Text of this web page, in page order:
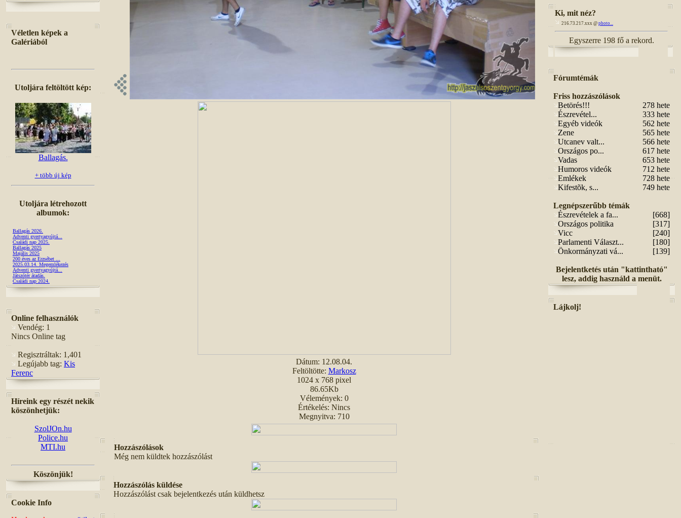
Véletlen képek a
Galériából
Utoljára feltöltött kép:
Ballagás.
+ több új kép
Utoljára létrehozott
albumok:
Ballagás 2026.
Adventi gyertyagyújtá...
Családi nap 2025.
Ballagás 2025
Majális 2025
200 éves az Erzsébet ...
2025.03.14. Megemlékezés
Adventi gyertyagyújtá...
Játszótér átadás.
Családi nap 2024.
Online felhasználók
Vendég: 1
Nincs Online tag
Regisztráltak: 1,401
Legújabb tag: Kis
Ferenc
Híreink egy részét nekik
köszönhetjük:
SzolJOn.hu
Police.hu
MTI.hu
Köszönjük!
Cookie Info
Dátum: 12.08.04.
Feltöltötte: Markosz
1024 x 768 pixel
86.65Kb
Vélemények: 0
Értékelés: Nincs
Megnyitva: 710
Hozzászólások
Még nem küldtek hozzászólást
Hozzászólás küldése
Hozzászólást csak bejelentkezés után küldhetsz
Ki, mit néz?
216.73.217.xxx @ photo...
Egyszerre 198 fő a rekord.
Fórumtémák
Friss hozzászólások
Betörés!!!
278 hete
Észrevétel...
333 hete
Egyéb videók
562 hete
Zene
565 hete
Utcanev valt...
566 hete
Országos po...
617 hete
Vadas
653 hete
Humoros videók
712 hete
Emlékek
728 hete
Kifestõk, s...
749 hete
Legnépszerűbb témák
Észrevételek a fa...
[668]
Országos politika
[317]
Vicc
[240]
Parlamenti Választ...
[180]
Önkormányzati vá...
[139]
Bejelentketés után "kattintható"
lesz, addig használd a menüt.
Lájkolj!